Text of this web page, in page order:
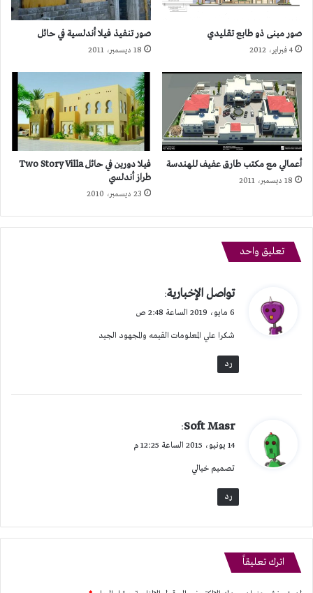
صور مبنى ذو طابع تقليدي
4 فبراير، 2012
صور تنفيذ فيلا أندلسية في حائل
18 ديسمبر، 2011
أعمالي مع مكتب طارق عفيف للهندسة
18 ديسمبر، 2011
فيلا دورين في حائل Two Story Villa
طراز أندلسي
23 ديسمبر، 2010
تعليق واحد
ي
ل
تواصل الإخبارية:
6 مايو، 2019 الساعة 2:48 ص
شكرا علي المعلومات القيمه والمجهود الجيد
رد
ي
ل
Soft Masr
:
14 يونيو، 2015 الساعة 12:25 م
تصميم خيالي
رد
اترك تعليقاً